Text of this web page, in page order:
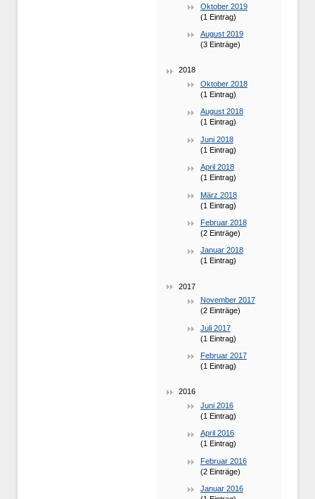
Oktober 2019
(1 Eintrag)
August 2019
(3 Einträge)
2018
Oktober 2018
(1 Eintrag)
August 2018
(1 Eintrag)
Juni 2018
(1 Eintrag)
April 2018
(1 Eintrag)
März 2018
(1 Eintrag)
Februar 2018
(2 Einträge)
Januar 2018
(1 Eintrag)
2017
November 2017
(2 Einträge)
Juli 2017
(1 Eintrag)
Februar 2017
(1 Eintrag)
2016
Juni 2016
(1 Eintrag)
April 2016
(1 Eintrag)
Februar 2016
(2 Einträge)
Januar 2016